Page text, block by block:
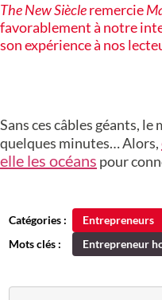
The New Siècleremercie
favorablement à notre
son expérience à nos
Sans ces câbles géants,
quelques minutes… Alors,
elle les océans pour
Catégories : Entrepreneurs
Mots clés :
Entrepreneur